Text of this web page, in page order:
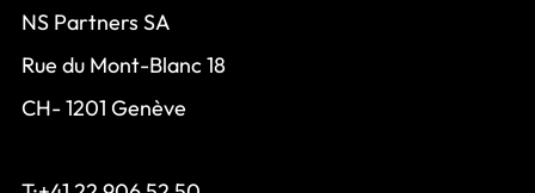
NS Partners SA
Rue du Mont-Blanc 18
CH- 1201 Genève